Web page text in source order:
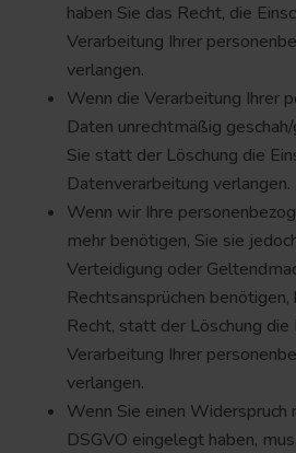
haben Sie das Recht, die
Verarbeitung Ihrer
verlangen.
Wenn die Verarbeitung Ihrer
Daten unrechtmäßig
Sie statt der Löschung die
Datenverarbeitung verlangen.
Wenn wir Ihre
mehr benötigen, Sie sie
Verteidigung oder
Rechtsansprüchen benötigen,
Recht, statt der Löschung die
Verarbeitung Ihrer
verlangen.
Wenn Sie einen Widerspruch
DSGVO eingelegt haben,